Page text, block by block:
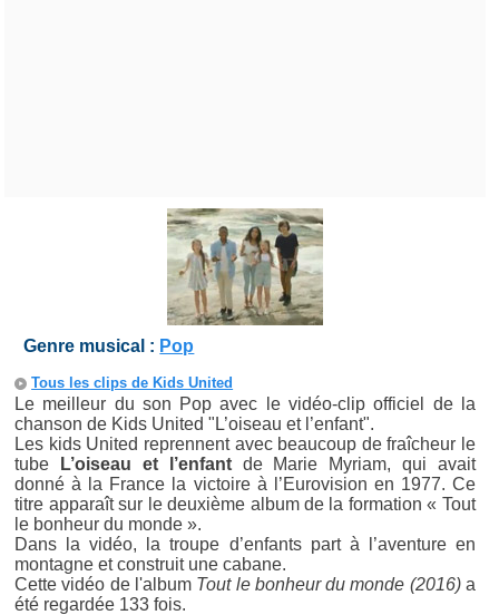
Genre musical : Pop
Tous les clips de Kids United
Le meilleur du son Pop avec le vidéo-clip officiel de la
chanson de Kids United "L’oiseau et l’enfant".
Les kids United reprennent avec beaucoup de fraîcheur le
tube
L’oiseau et l’enfantde Marie Myriam, qui avait
donné à la France la victoire à l’Eurovision en 1977. Ce
titre apparaît sur le deuxième album de la formation « Tout
le bonheur du monde ».
Dans la vidéo, la troupe d’enfants part à l’aventure en
montagne et construit une cabane.
Cette vidéo de l'album Tout le bonheur du monde (2016)a
été regardée 133 fois.